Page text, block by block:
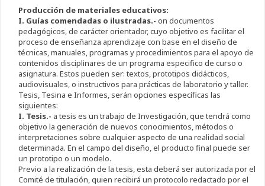
Producción de materiales educativos:
I. Guías comendadas o ilustradas.- on documentos
pedagógicos, de carácter orientador, cuyo objetivo es facilitar el
proceso de enseñanza aprendizaje con base en el diseño de
técnicas, manuales, programas y procedimientos para el apoyo de
contenidos disciplinares de un programa especifico de curso o
asignatura. Estos pueden ser: textos, prototipos didácticos,
audiovisuales, o instructivos para prácticas de laboratorio y taller.
Tesis, Tesina e Informes, serán opciones específicas las
siguientes:
I. Tesis.- a tesis es un trabajo de Investigación, que tendrá como
objetivo la generación de nuevos conocimientos, métodos o
interpretaciones sobre cualquier aspecto de una realidad social
determinada. En el campo del diseño, el producto final puede ser
un prototipo o un modelo.
Previo a la realización de la tesis, esta deberá ser autorizada por el
Comité de titulación, quien recibirá un protocolo redactado por el